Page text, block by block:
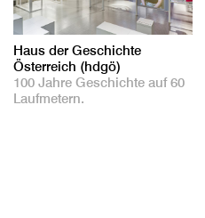
Haus der Geschichte
Österreich (hdgö)
100 Jahre Geschichte auf 60
Laufmetern.